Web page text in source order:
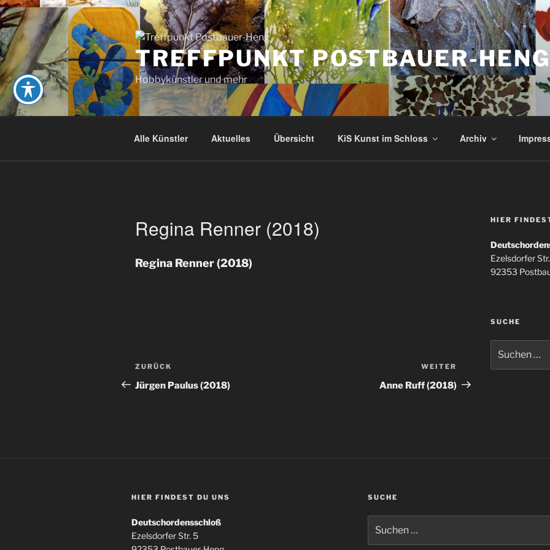
Zum
Inhalt
springen
TREFFPUNKT POSTBAUER-HENG
Hobbykünstler und mehr
Alle Künstler Aktuelles Übersicht KiS Kunst im Schloss Archiv
Regina Renner (2018)
Regina Renner (2018)
Beitragsnavigation
Vorheriger
Beitrag
ZURÜCK
Jürgen Paulus (2018)
Nächster
Beitrag
WEITER
Anne Ruff (2018)
HIER
Ezelsdorfer
92353
SUCHE
nach:
HIER FINDEST DU UNS
Deutschordensschloß
Ezelsdorfer Str. 5
SUCHE
nach: